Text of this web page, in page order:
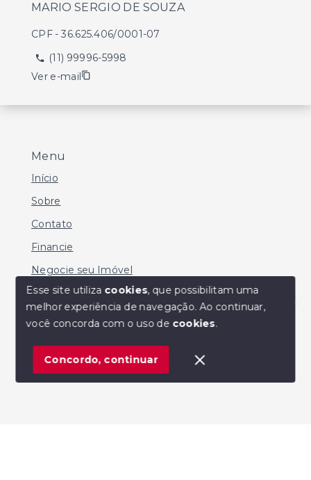
Olá! Estamos disponíveis para te ajudar.
Menu
Início
Sobre
Contato
Financie
Negocie seu Imóvel
© Copyright 2026 - MARIO SERGIO DE SOUZA -
SITE PARA IMOBILIARIA
MARIO SERGIO DE SOUZA
CPF-36.625.406/0001-07
(11) 99996-5998
Ver e-mail
Esse site utiliza cookies, que possibilitam uma
melhor experiência de navegação.Ao continuar,
você concorda com o uso de cookies.
Concordo, continuar